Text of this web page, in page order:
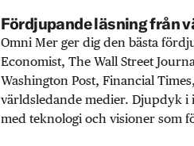
Fördjupande läsning från
Omni Mer ger dig den bästa
Economist, The Wall Street
Washington Post, Financial
världsledande medier. Djupdyk i
med teknologi och visioner som